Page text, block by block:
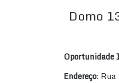
Domo
Oportunidade
Endereço: